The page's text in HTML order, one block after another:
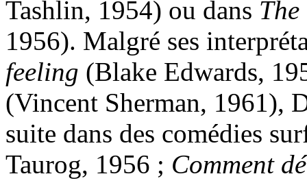
Tashlin, 1954) ou dans
1956). Malgré ses
feeling (Blake Edwards,
(Vincent Sherman, 1961),
suite dans des comédies
Taurog, 1956 ; Comment